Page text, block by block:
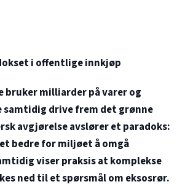
i offentlige innkjøp
bruker milliarder på varer og
samtidig drive frem det grønne
avgjørelse avslører et paradoks:
bedre for miljøet å omgå
viser praksis at komplekse
ned til et spørsmål om eksosrør.